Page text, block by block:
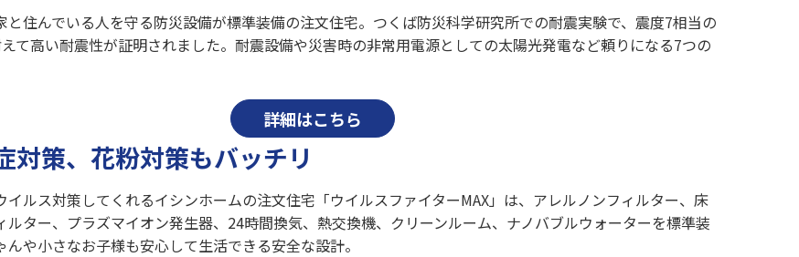
と住んでいる人を守る防災設備が標準装備の注文住宅。つくば防災科学研究所での耐震実験で、震度7相当の
て高い耐震性が証明されました。耐震設備や災害時の非常用電源としての太陽光発電など頼りになる7つの
詳細はこちら
対策、花粉対策もバッチリ
イルス対策してくれるイシンホームの注文住宅「ウイルスファイターMAX」は、アレルノンフィルター、床
ルター、プラズマイオン発生器、24時間換気、熱交換機、クリーンルーム、ナノバブルウォーターを標準装
んや小さなお子様も安心して生活できる安全な設計。